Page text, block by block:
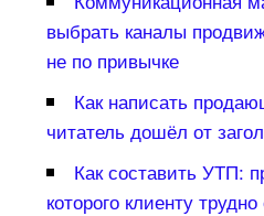
ыбрать каналы
не по привычке
Как написать
читатель дошёл от
Как составить УТП:
которого клиенту трудно